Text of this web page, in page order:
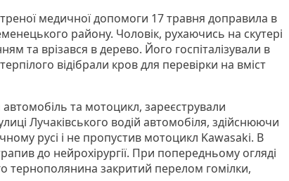
медичної допомоги 17 травня доправила в
району. Чоловік, рухаючись на скутері
та врізався в дерево. Його госпіталізували в
відібрали кров для перевірки на вміст
та мотоцикл, зареєстрували
Лучаківського водій автомобіля, здійснюючи
русі і не пропустив мотоцикл Kawasaki. В
до нейрохірургії. При попередньому огляді
тернополянина закритий перелом гомілки,